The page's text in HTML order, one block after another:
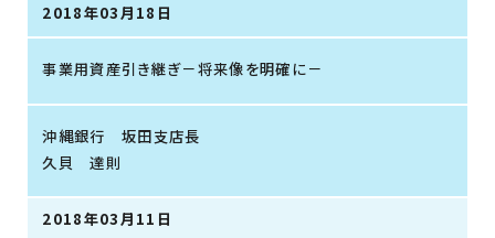
2018年03月18日
事業用資産引き継ぎ－将来像を明確に－
沖縄銀行 坂田支店長
久貝 達則
2018年03月11日